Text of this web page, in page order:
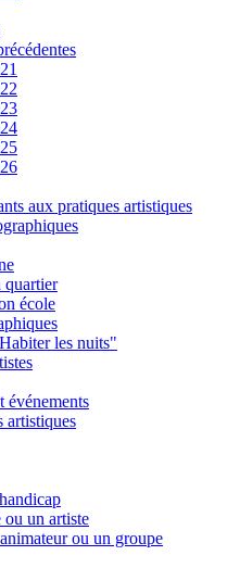
aux pratiques artistiques
quartier
école
les nuits"
événements
artistiques
un artiste
ou un groupe